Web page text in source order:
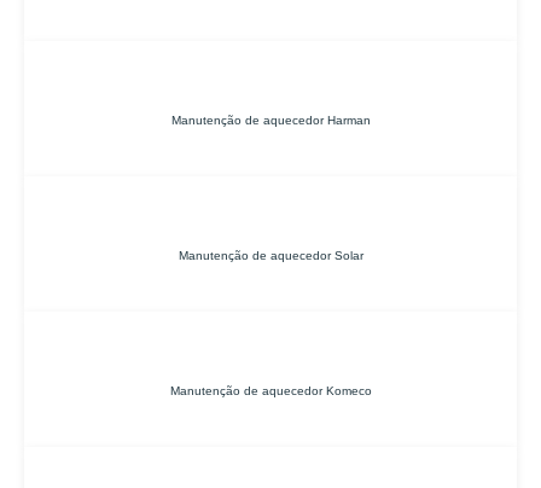
Manutenção de aquecedor Harman
Manutenção de aquecedor Solar
Manutenção de aquecedor Komeco